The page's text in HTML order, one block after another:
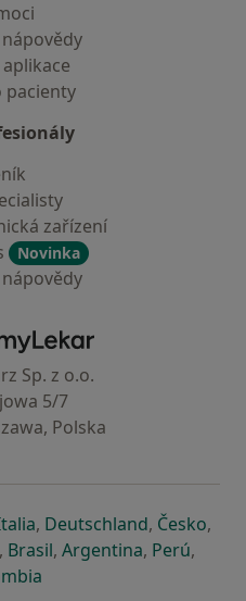
pacienty
zařízení
Novinka
ZnamyLekar - Hlavní stránka
Sp. z o.o.
5/7
Polska
nové záložce
otevře v nové záložce
se otevře v nové záložce
, Deutschlandse otevře v
, Českose
,
záložce
v nové záložce
otevře v nové záložce
, Brasilse otevře v nové
, Argentinase otevře v
, Perúse
,